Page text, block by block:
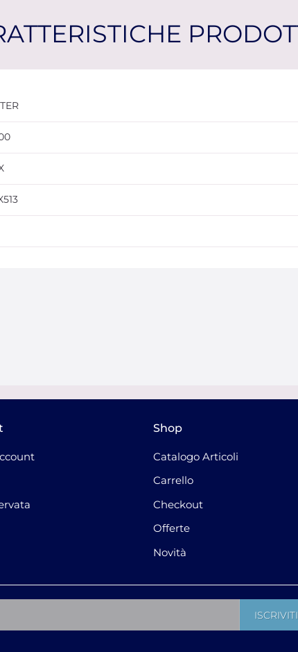
Shop
Catalogo Articoli
Carrello
Checkout
Offerte
Novità